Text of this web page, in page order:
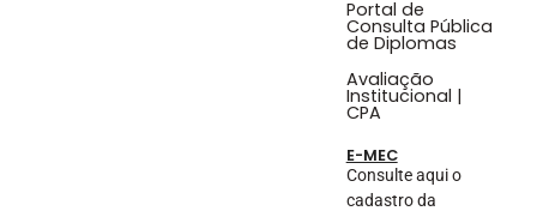
Portal de
Consulta Pública
de Diplomas
Avaliação
Institucional |
CPA
E-MEC
Consulte aqui o
cadastro da